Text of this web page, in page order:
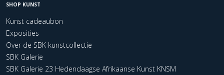
SHOP KUNST
Kunst cadeaubon
Exposities
Over de SBK kunstcollectie
SBK Galerie
SBK Galerie 23 Hedendaagse Afrikaanse Kunst KNSM